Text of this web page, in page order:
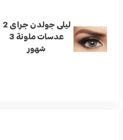
ليلى جولدن جراى 2
عدسات ملونة 3
شهور